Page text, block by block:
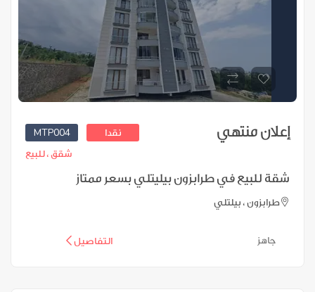
MTP004 نقدا إعلان منتهي
شقق ،للبيع
شقة للبيع في طرابزون بيليتلي بسعر ممتاز
طرابزون ، بيلتلي
التفاصيل